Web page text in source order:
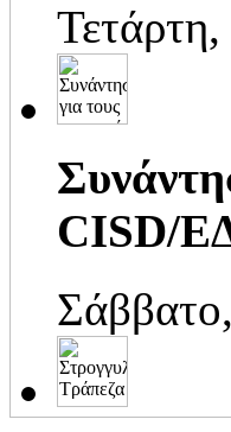
CISD/